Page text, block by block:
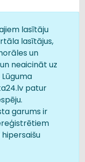
lasītāju
lasītājus,
un
neaicināt uz
patur
garums ir